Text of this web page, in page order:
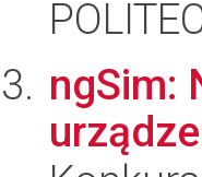
ngSim: